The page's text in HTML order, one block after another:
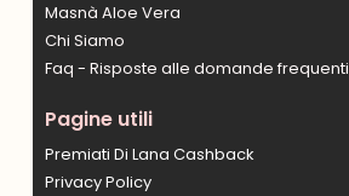
Masnà Aloe Vera
Chi Siamo
Faq - Risposte alle domande frequenti
Pagine utili
Premiati Di Lana Cashback
Privacy Policy